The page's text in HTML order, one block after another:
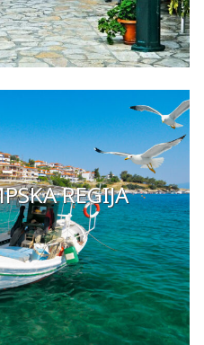
REGIJA